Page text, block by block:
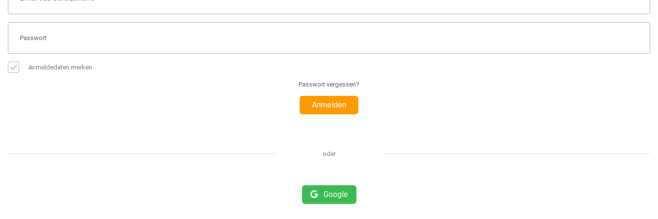
Anmeldedaten merken
Passwort vergessen?
Anmelden
oder
Google